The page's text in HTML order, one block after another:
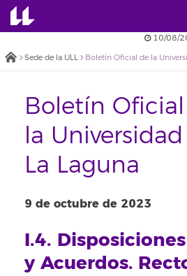
10/08/
Sede de la ULL Boletín Oficial de la
Boletín
la
La Laguna
9 de octubre de 2023
I.4.
y Acuerdos.